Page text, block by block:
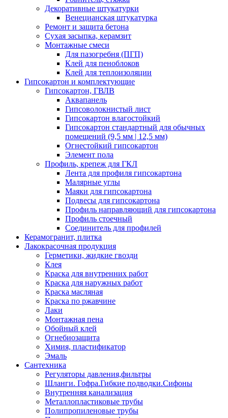
Декоративные штукатурки
Венецианская штукатурка
Ремонт и защита бетона
Сухая засыпка, керамзит
Монтажные смеси
Для пазогребня (ПГП)
Клей для пеноблоков
Клей для теплоизоляции
Гипсокартон и комплектующие
Гипсокартон, ГВЛВ
Аквапанель
Гипсоволокнистый лист
Гипсокартон влагостойкий
Гипсокартон стандартный для обычных
помещений (9,5 мм | 12,5 мм)
Огнестойкий гипсокартон
Элемент пола
Профиль, крепеж для ГКЛ
Лента для профиля гипсокартона
Малярные углы
Маяки для гипсокартона
Подвесы для гипсокартона
Профиль направляющий для гипсокартона
Профиль стоечный
Соединитель для профилей
Керамогранит, плитка
Лакокрасочная продукция
Герметики, жидкие гвозди
Клея
Краска для внутренних работ
Краска для наружных работ
Краска масляная
Краска по ржавчине
Лаки
Монтажная пена
Обойный клей
Огнебиозащита
Химия, пластификатор
Эмаль
Сантехника
Регуляторы давления,фильтры
Шланги. Гофра.Гибкие подводки.Сифоны
Внутренняя канализация
Металлопластиковые трубы
Полипропиленовые трубы